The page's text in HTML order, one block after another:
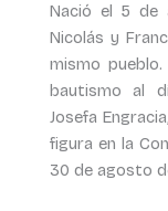
Nació el 5 de
Nicolás y
mismo
bautismo al
Josefa
figura en la
30 de agosto